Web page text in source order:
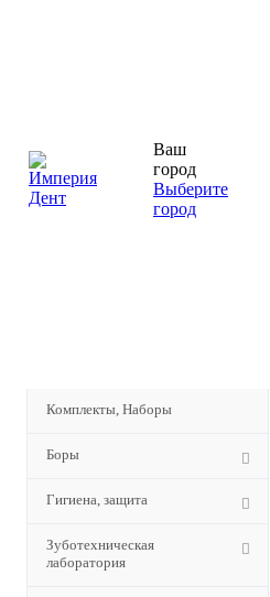
Ваш
город
Выберите
город
Комплекты, Наборы
Боры
Гигиена, защита
Зуботехническая
лаборатория